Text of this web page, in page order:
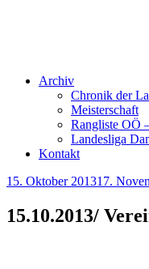
Archiv
Chronik der
Meisterschaft
Rangliste OÖ
Landesliga
Kontakt
Veröffentlicht
15. Oktober 201317.
15.10.2013/